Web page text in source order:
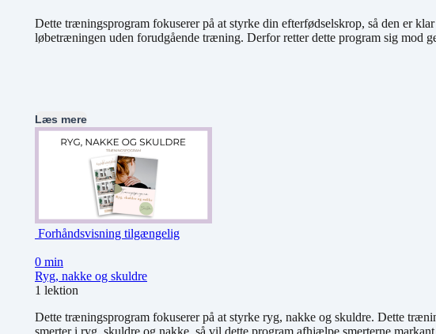
Dette træningsprogram fokuserer på at styrke din efterfødselskrop, så den er
løbetræningen uden forudgående træning. Derfor retter dette program sig mod
Læs mere
Forhåndsvisning tilgængelig
0 min
Ryg, nakke og skuldre
1 lektion
Dette træningsprogram fokuserer på at styrke ryg, nakke og skuldre. Dette